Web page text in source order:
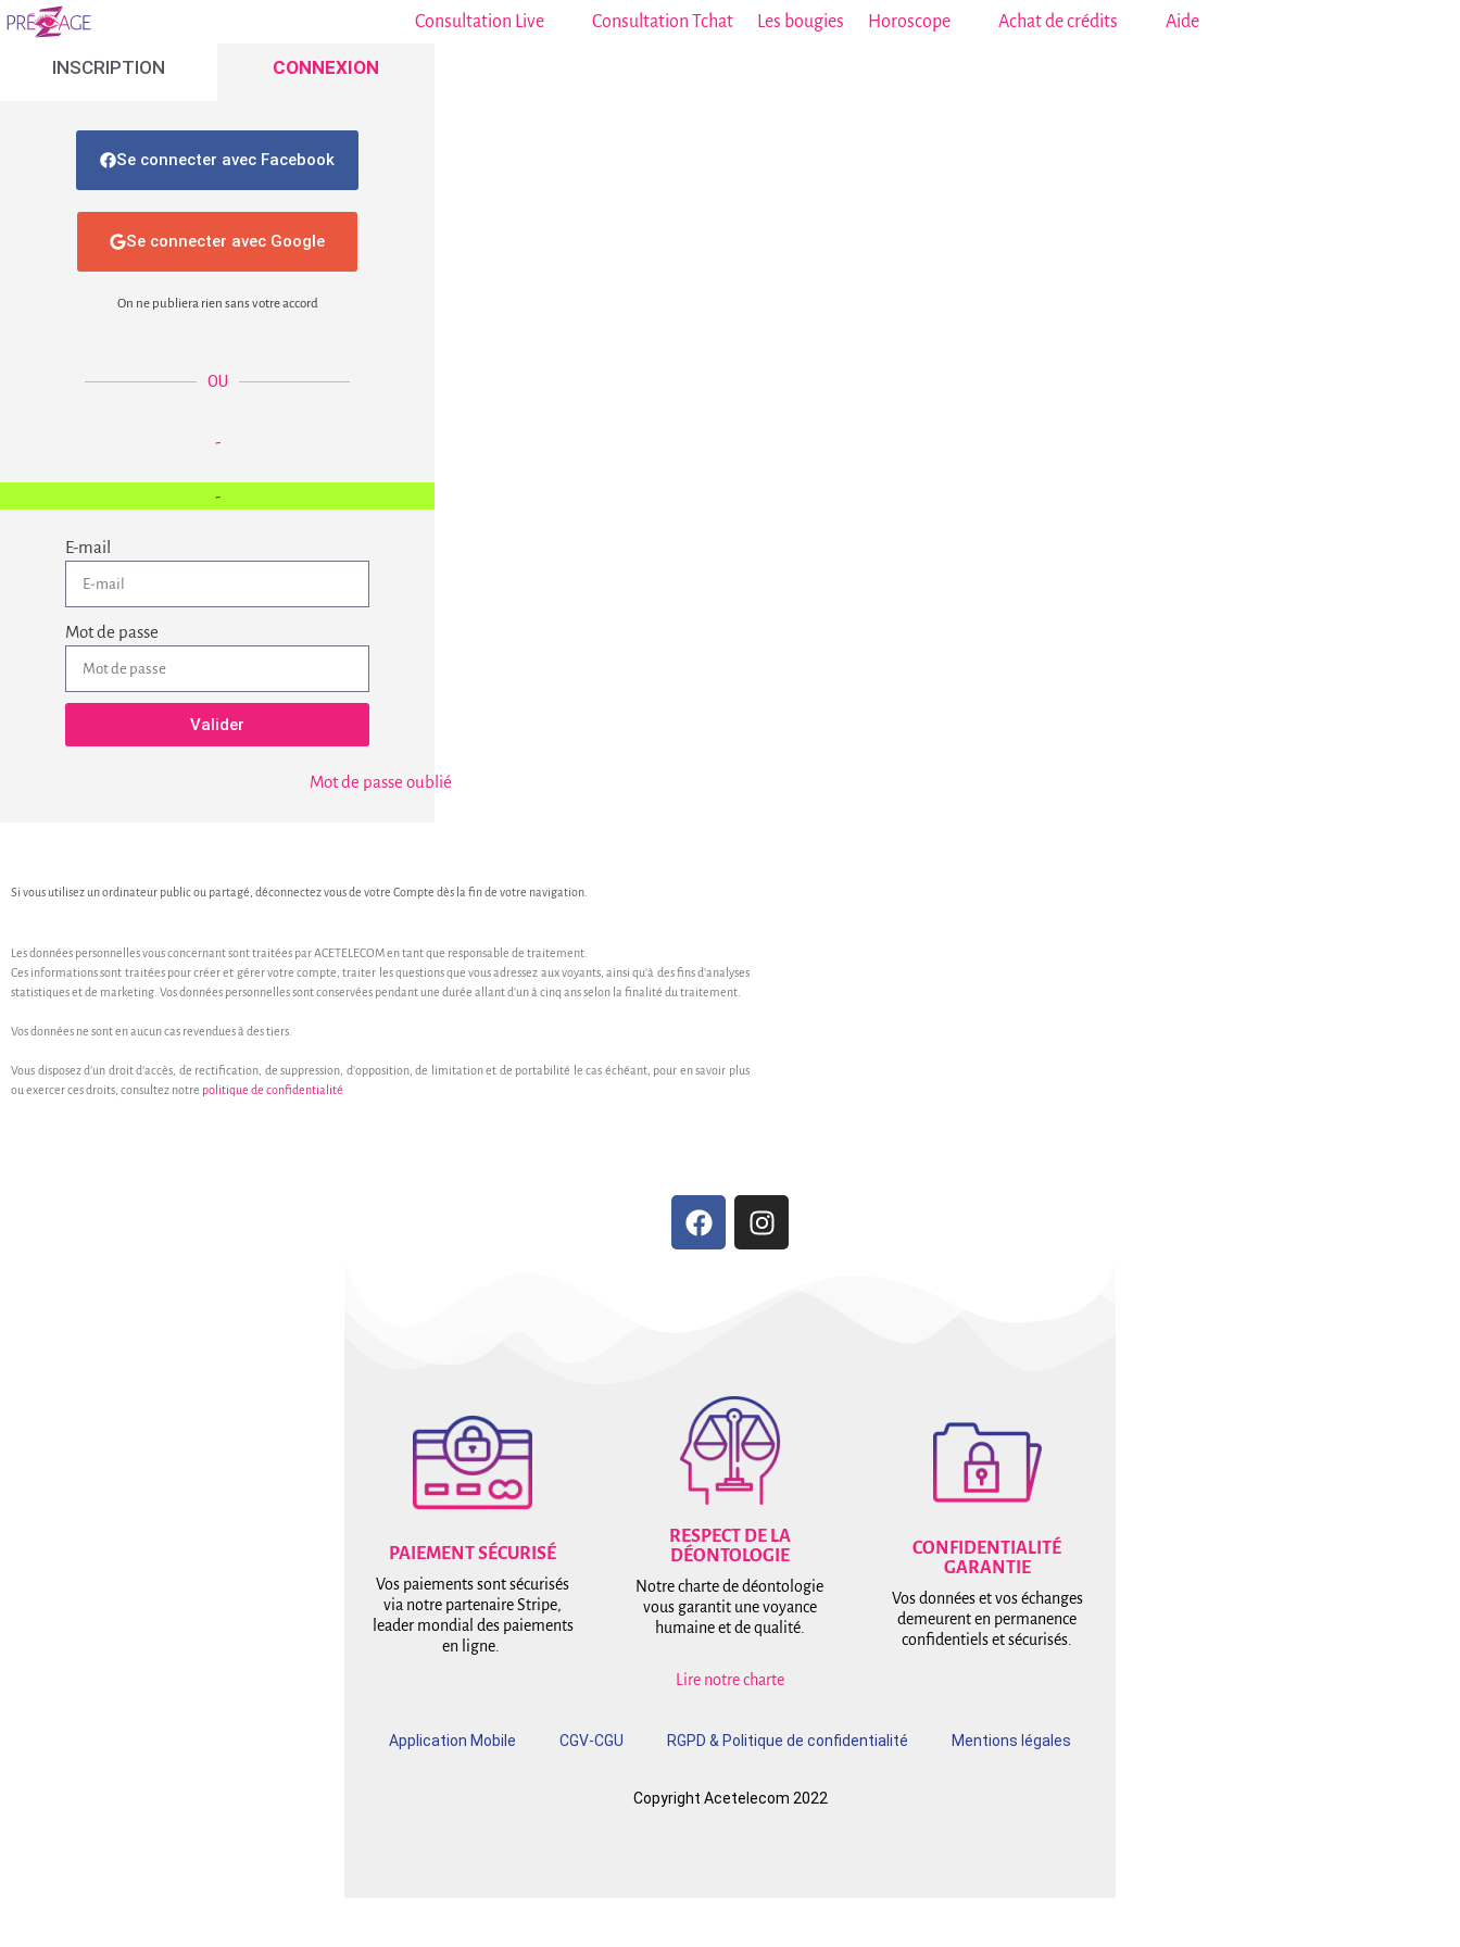
Consultation Live Consultation Tchat Les bougies Horoscope Achat de crédits Aide
INSCRIPTION CONNEXION
Se connecter avec Facebook
Se connecter avec Google
On ne publiera rien sans votre accord
OU
-
E-mail
Mot de passe
Valider
Mot de passe oublié
Si vous utilisez un ordinateur public ou partagé, déconnectez vous de votre Compte dès la fin de votre navigation.
Les données personnelles vous concernant sont traitées par ACETELECOM en tant que responsable de traitement.
Ces informations sont traitées pour créer et gérer votre compte, traiter les questions que vous adressez aux voyants, ainsi qu’à des fins d’analyses
statistiques et de marketing. Vos données personnelles sont conservées pendant une durée allant d’un à cinq ans selon la finalité du traitement.
Vos données ne sont en aucun cas revendues à des tiers.
Vous disposez d’un droit d’accès, de rectification, de suppression, d’opposition, de limitation et de portabilité le cas échéant, pour en savoir plus
ou exercer ces droits, consultez notre politique de confidentialité
PAIEMENT SÉCURISÉ
Vos paiements sont sécurisés
via notre partenaire Stripe,
leader mondial des paiements
en ligne.
RESPECT DE LA
DÉONTOLOGIE
Notre charte de déontologie
vous garantit une voyance
humaine et de qualité.
Lire notre charte
CONFIDENTIALITÉ
GARANTIE
Vos données et vos échanges
demeurent en permanence
confidentiels et sécurisés.
Application Mobile CGV-CGU RGPD & Politique de confidentialité Mentions légales
Copyright Acetelecom 2022